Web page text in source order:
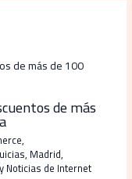
de más
,
, Madrid,
Noticias de Internet